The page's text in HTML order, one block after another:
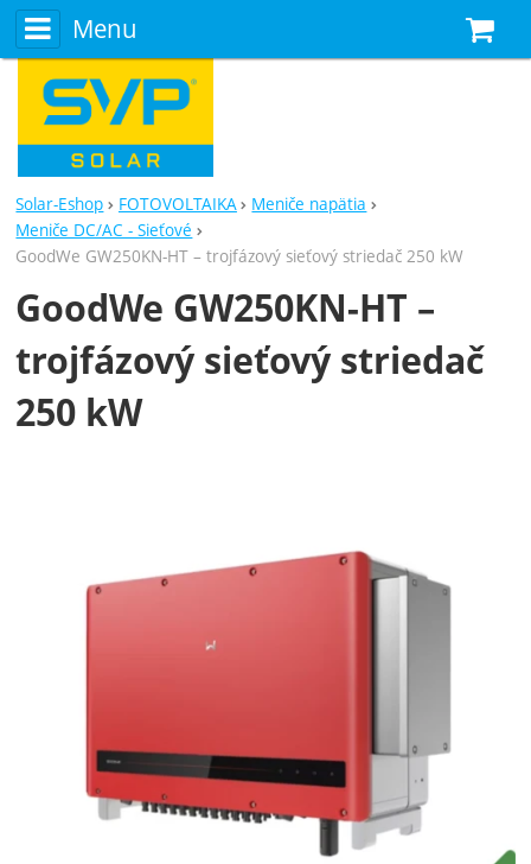
Menu
Solar-Eshop FOTOVOLTAIKA
Meniče napätia
Meniče DC/AC - Sieťové
GoodWe GW250KN-HT – trojfázový sieťový striedač 250 kW
GoodWe GW250KN-HT –
trojfázový sieťový striedač
250 kW